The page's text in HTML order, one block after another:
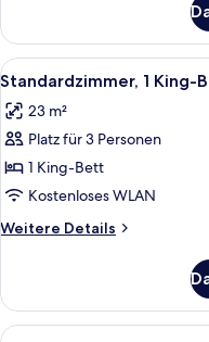
Tub)
anzeigen
1 King-
Bett
(Mobility
w/
Tub)
Alle
Fotos
für
Standardzimmer,
1 King-
Bett
(Hearing
Accessible)
4
Standardzimmer, 1 King-
23 m²
Platz für 3 Personen
1 King-Bett
Kostenloses WLAN
Weitere Details
Weitere
1 King-
Bett
Alle